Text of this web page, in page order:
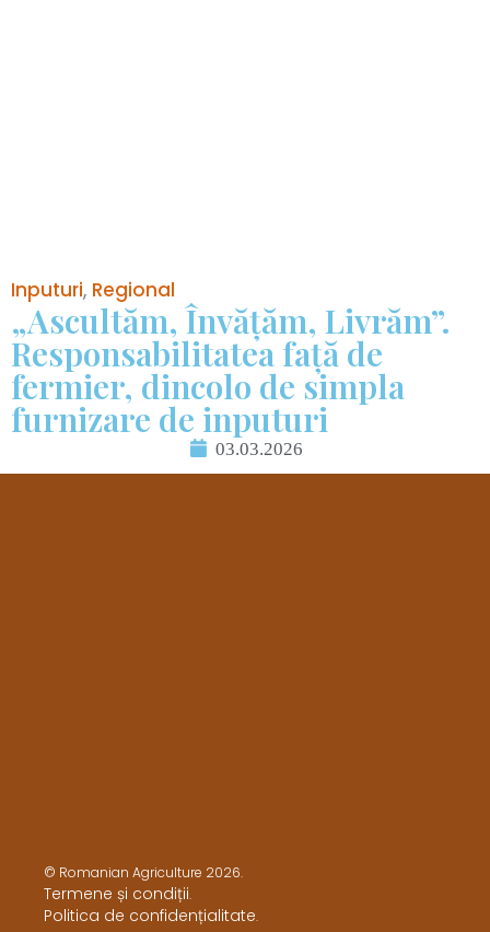
Inputuri, Regional
„Ascultăm, Învățăm, Livrăm”.
Responsabilitatea față de
fermier, dincolo de simpla
furnizare de inputuri
03.03.2026
© Romanian Agriculture 2026.
Termene și condiții.
Politica de confidențialitate.